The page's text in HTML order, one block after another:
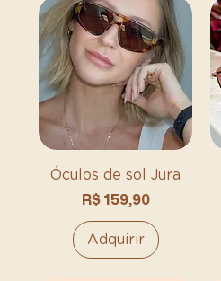
Óculos de sol Jura
Preço
R$ 159,90
Adquirir